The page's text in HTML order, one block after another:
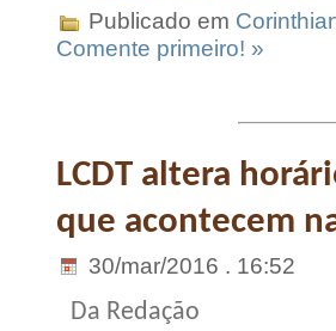
Publicado em
Comente primeiro! »
LCDT altera
que acontecem
30/mar/2016 . 16:52
Da Redação